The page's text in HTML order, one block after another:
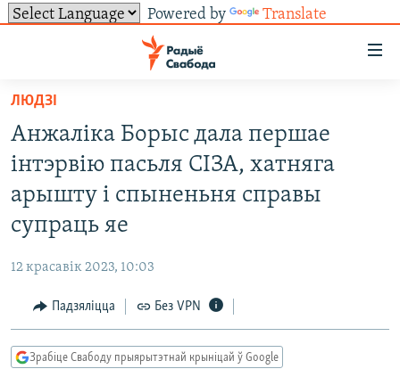
Powered by Translate
ўнівэрсальнага
доступу
Перайсьці
да
галоўнага
зьместу
Перайсьці
да
галоўнай
навігацыі
Перайсьці
да
пошуку
ЭКАНОМІКА
ВАЙНА
БЕЛАРУСЫ НА ВАЙНЕ
ТОЛЬКІ НА СВАБОДЗЕ
ПАДКАСТЫ
КНІГІ
АЎДЫЁКНІГІ
СУВЯЗЬ
ПАДКАСТЫ
FACEBOOK
TWITTER
САЧЫЦЕ ЗА АБНАЎЛЕНЬНЯМІ
ЛЮДЗІ
Анжаліка Борыс дала першае
інтэрвію пасьля СІЗА, хатняга
арышту і спыненьня справы
супраць яе
12 красавік 2023, 10:03
Падзяліцца Без VPN
Зрабіце Свабоду прыярытэтнай крыніцай ў Google